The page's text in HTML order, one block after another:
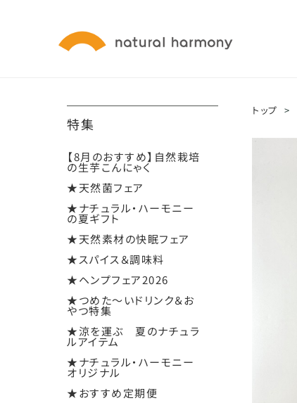
特集
【8月のおすすめ】自然栽培
の生芋こんにゃく
★天然菌フェア
★ナチュラル・ハーモニー
の夏ギフト
★天然素材の快眠フェア
★スパイス＆調味料
★ヘンプフェア2026
★つめた～いドリンク＆お
やつ特集
★涼を運ぶ 夏のナチュラ
ルアイテム
★ナチュラル・ハーモニー
オリジナル
★おすすめ定期便
トップ >